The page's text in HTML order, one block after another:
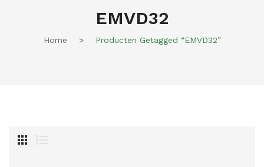
EMVD32
Home > Producten Getagged “EMVD32”